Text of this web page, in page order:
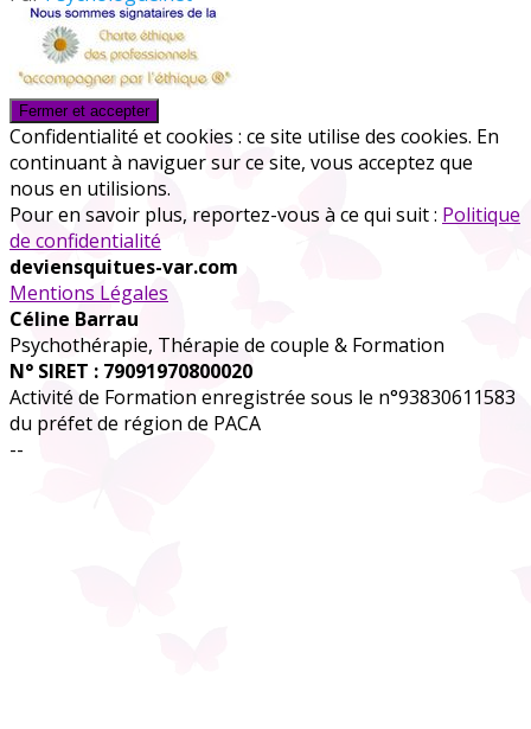
Confidentialité et cookies : ce site utilise des cookies. En
continuant à naviguer sur ce site, vous acceptez que
nous en utilisions.
Pour en savoir plus, reportez-vous à ce qui suit : Politique
de confidentialité
deviensquitues-var.com
Mentions Légales
Céline Barrau
Psychothérapie, Thérapie de couple & Formation
N° SIRET : 79091970800020
Activité de Formation enregistrée sous le n°93830611583
du préfet de région de PACA
--